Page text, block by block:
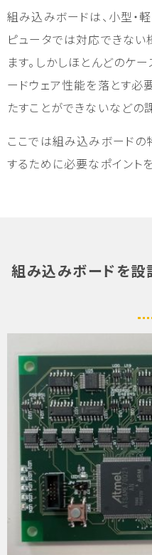
組み込みボードは、小型・
ピュータでは対応できな
ます。しかしほとんどのケ
ードウェア性能を落とす必
たすことができないなどの
ここでは組み込みボード
するために必要なポイント
組み込みボードを設